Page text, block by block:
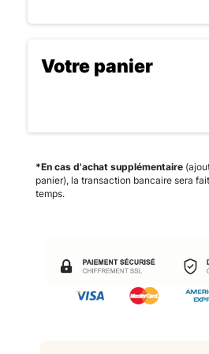
Votre panier
*En cas d'achat supplémentaire
panier), la transaction bancaire sera
temps.